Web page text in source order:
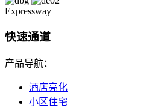
Expressway
快速通道
产品导航：
酒店亮化
小区住宅